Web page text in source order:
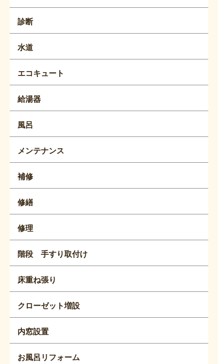
診断
水道
エコキュート
給湯器
風呂
メンテナンス
補修
修繕
修理
階段 手すり取付け
床重ね張り
クローゼット増設
内窓設置
お風呂リフォーム